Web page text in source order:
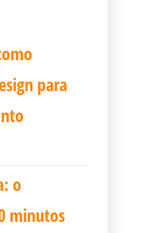
para
o
minutos